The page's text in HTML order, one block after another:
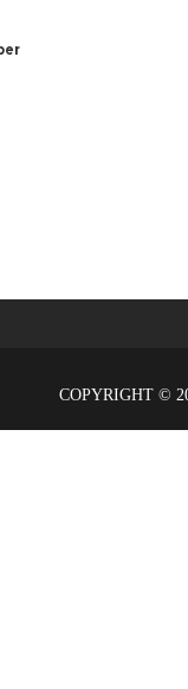
COPYRIGHT ©